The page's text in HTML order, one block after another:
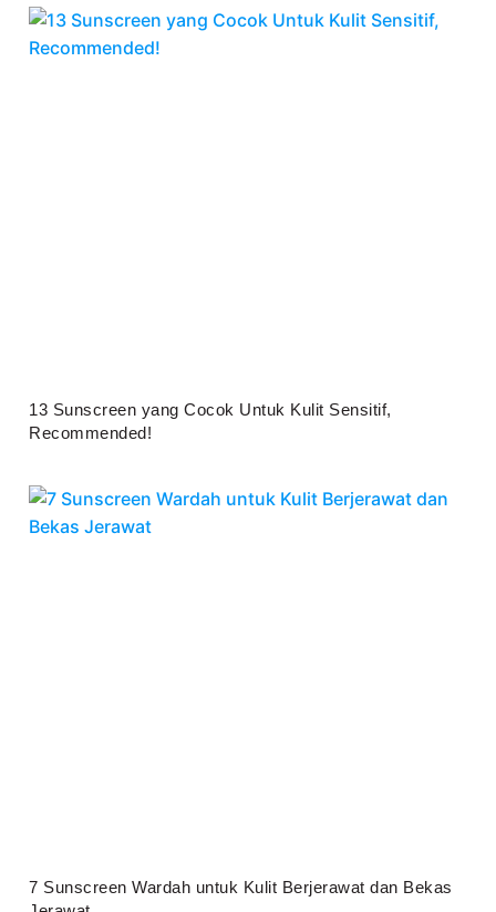
13 Sunscreen yang Cocok Untuk Kulit Sensitif,
Recommended!
7 Sunscreen Wardah untuk Kulit Berjerawat dan Bekas